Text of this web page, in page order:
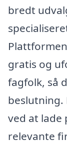
bredt
gratis og
fagfolk, så
beslutning.
ved at
relevante